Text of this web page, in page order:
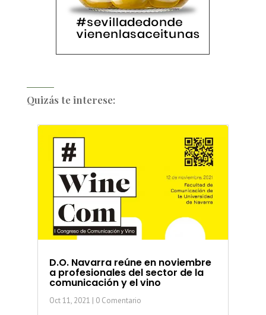
Quizás te interese:
D.O. Navarra reúne en noviembre
a profesionales del sector de la
comunicación y el vino
Oct 11, 2021 | 0 Comentario